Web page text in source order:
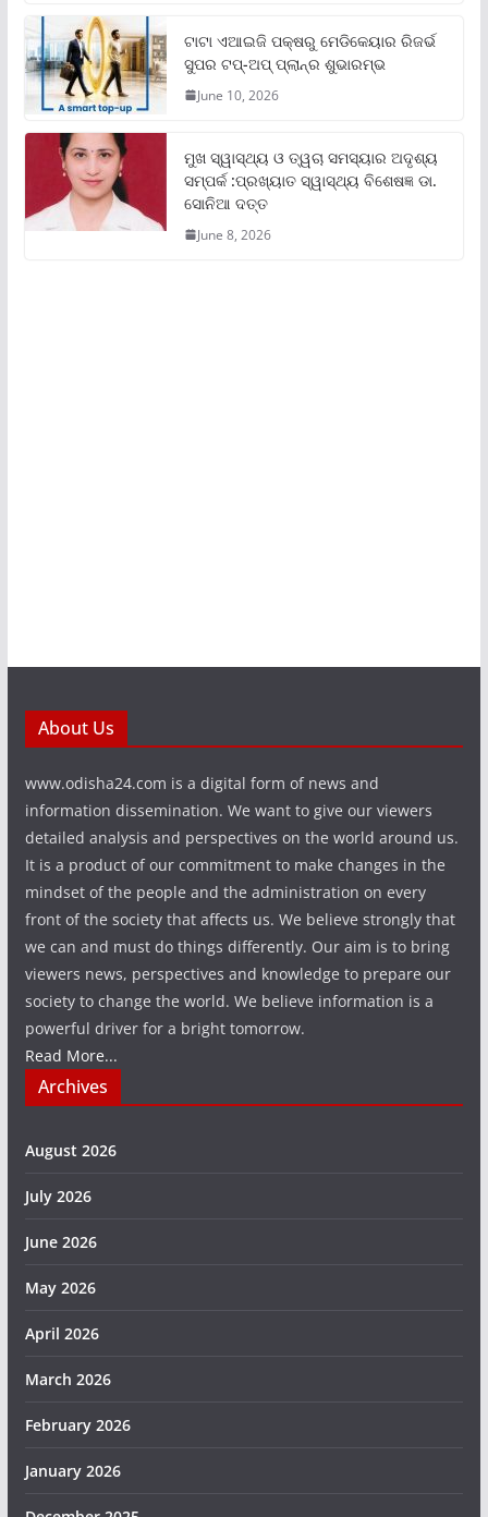
ଟାଟା ଏଆଇଜି ପକ୍ଷରୁ ମେଡିକେୟାର ରିଜର୍ଭ
ସୁପର ଟପ୍‌-ଅପ୍ ପ୍ଲାନ୍‌ର ଶୁଭାରମ୍ଭ
June 10, 2026
ମୁଖ ସ୍ୱାସ୍ଥ୍ୟ ଓ ତ୍ୱଚା ସମସ୍ୟାର ଅଦୃଶ୍ୟ
ସମ୍ପର୍କ :ପ୍ରଖ୍ୟାତ ସ୍ୱାସ୍ଥ୍ୟ ବିଶେଷଜ୍ଞ ଡା.
ସୋନିଆ ଦତ୍ତ
June 8, 2026
About Us
www.odisha24.com is a digital form of news and
information dissemination. We want to give our viewers
detailed analysis and perspectives on the world around us.
It is a product of our commitment to make changes in the
mindset of the people and the administration on every
front of the society that affects us. We believe strongly that
we can and must do things differently. Our aim is to bring
viewers news, perspectives and knowledge to prepare our
society to change the world. We believe information is a
powerful driver for a bright tomorrow.
Read More...
Archives
August 2026
July 2026
June 2026
May 2026
April 2026
March 2026
February 2026
January 2026